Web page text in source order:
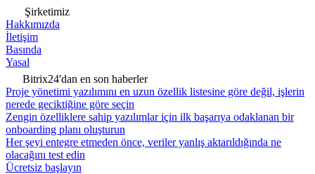
Şirketimiz
Hakkımızda
İletişim
Basında
Yasal
Bitrix24'dan en son haberler
Proje yönetimi yazılımını en uzun özellik listesine göre değil, işlerin
nerede geciktiğine göre seçin
Zengin özelliklere sahip yazılımlar için ilk başarıya odaklanan bir
onboarding planı oluşturun
Her şeyi entegre etmeden önce, veriler yanlış aktarıldığında ne
olacağını test edin
Ücretsiz başlayın